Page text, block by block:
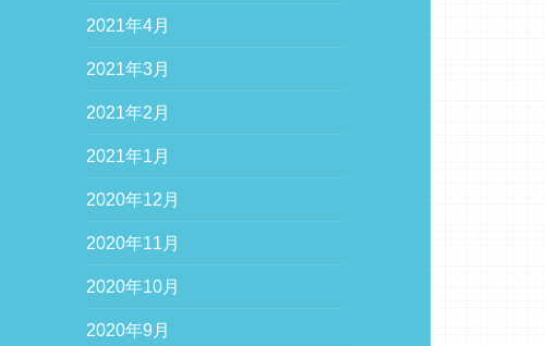
2021年4月
2021年3月
2021年2月
2021年1月
2020年12月
2020年11月
2020年10月
2020年9月